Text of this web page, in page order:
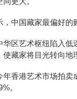
，中国藏家最偏好的
华区艺术枢纽陷入
使藏家将目光转向地
年香港艺术市场拍
。